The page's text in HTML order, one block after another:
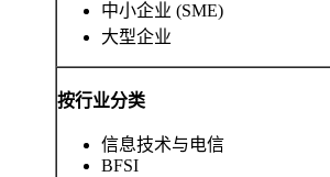
中小企业 (SME)
大型企业
按行业分类
信息技术与电信
BFSI